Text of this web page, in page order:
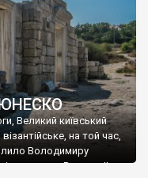
ЮНЕСКО
Великий київський
на той час,
Володимиру
імператору Василю ІІ, та